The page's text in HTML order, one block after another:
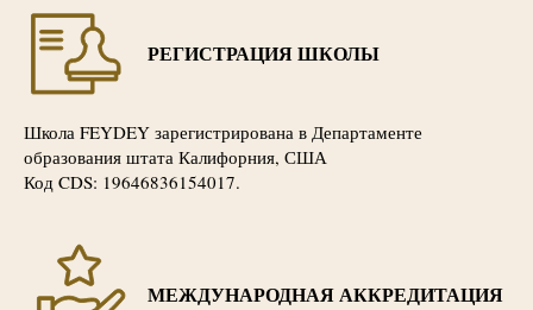
РЕГИСТРАЦИЯ ШКОЛЫ
Школа FEYDEY зарегистрирована в Департаменте
образования штата Калифорния, США
Код CDS: 19646836154017.
МЕЖДУНАРОДНАЯ АККРЕДИТАЦИЯ